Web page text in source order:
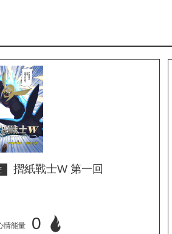
摺紙戰士W 第一回
情能量 0